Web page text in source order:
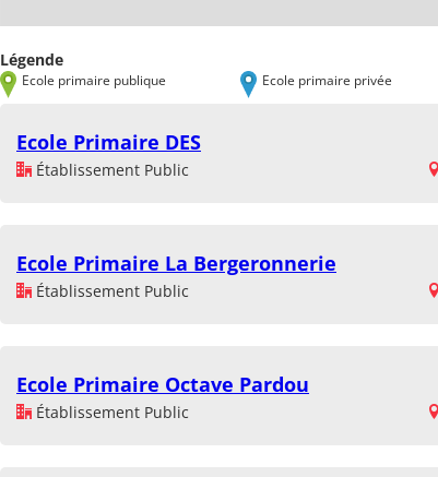
Légende
Ecole primaire publique Ecole primaire privée
Ecole Primaire DES
Établissement Public
Ecole Primaire La Bergeronnerie
Établissement Public
Ecole Primaire Octave Pardou
Établissement Public